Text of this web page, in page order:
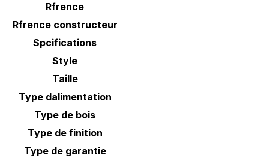
Rfrence
Rfrence constructeur
Spcifications
Style
Taille
Type dalimentation
Type de bois
Type de finition
Type de garantie